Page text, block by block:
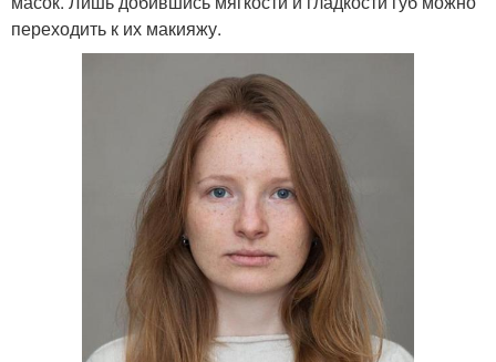
переходить к их макияжу.